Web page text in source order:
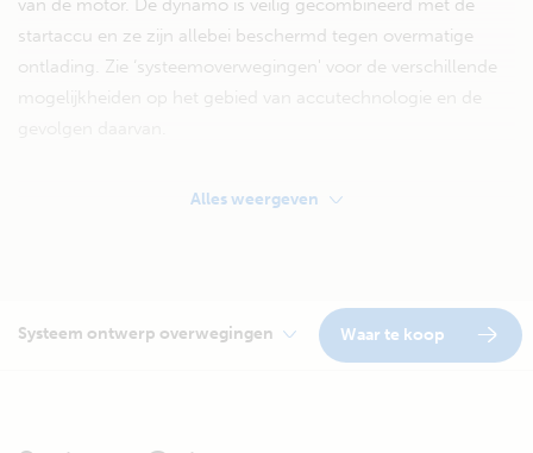
van de motor. De dynamo is veilig gecombineerd met de
startaccu en ze zijn allebei beschermd tegen overmatige
ontlading. Zie ‘systeemoverwegingen' voor de verschillende
mogelijkheiden op het gebied van accutechnologie en de
Alles weergeven
Systeem ontwerp overwegingen Waar te koop